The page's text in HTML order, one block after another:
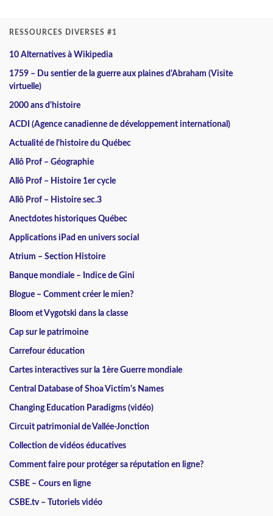
RESSOURCES DIVERSES #1
10 Alternatives à Wikipedia
1759 – Du sentier de la guerre aux plaines d'Abraham (Visite
virtuelle)
2000 ans d'histoire
ACDI (Agence canadienne de développement international)
Actualité de l'histoire du Québec
Allô Prof – Géographie
Allô Prof – Histoire 1er cycle
Allô Prof – Histoire sec.3
Anectdotes historiques Québec
Applications iPad en univers social
Atrium – Section Histoire
Banque mondiale – Indice de Gini
Blogue – Comment créer le mien?
Bloom et Vygotski dans la classe
Cap sur le patrimoine
Carrefour éducation
Cartes interactives sur la 1ère Guerre mondiale
Central Database of Shoa Victim's Names
Changing Education Paradigms (vidéo)
Circuit patrimonial de Vallée-Jonction
Collection de vidéos éducatives
Comment faire pour protéger sa réputation en ligne?
CSBE – Cours en ligne
CSBE.tv – Tutoriels vidéo